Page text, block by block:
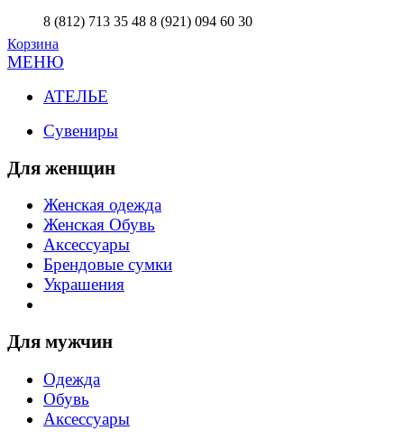
8 (812) 713 35 48 8 (921) 094 60 30
Корзина
МЕНЮ
АТЕЛЬЕ
Сувениры
Для женщин
Женская одежда
Женская Обувь
Аксессуары
Брендовые сумки
Украшения
Для мужчин
Одежда
Обувь
Аксессуары